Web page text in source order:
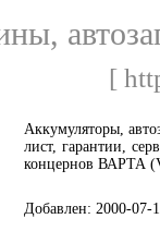
[
Аккумуляторы,
лист, гарантии,
концернов ВАРТА
Добавлен: 2000-07-